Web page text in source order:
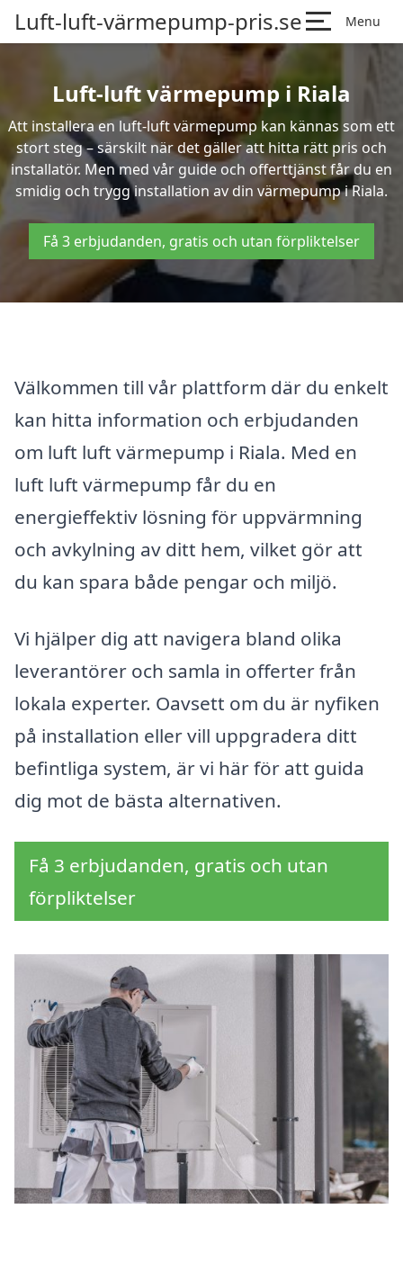
Luft-luft-värmepump-pris.se Menu
Luft-luft värmepump i Riala
Att installera en luft-luft värmepump kan kännas som ett
stort steg – särskilt när det gäller att hitta rätt pris och
installatör. Men med vår guide och offerttjänst får du en
smidig och trygg installation av din värmepump i Riala.
Få 3 erbjudanden, gratis och utan förpliktelser
Välkommen till vår plattform där du enkelt
kan hitta information och erbjudanden
om luft luft värmepump i Riala. Med en
luft luft värmepump får du en
energieffektiv lösning för uppvärmning
och avkylning av ditt hem, vilket gör att
du kan spara både pengar och miljö.
Vi hjälper dig att navigera bland olika
leverantörer och samla in offerter från
lokala experter. Oavsett om du är nyfiken
på installation eller vill uppgradera ditt
befintliga system, är vi här för att guida
dig mot de bästa alternativen.
Få 3 erbjudanden, gratis och utan
förpliktelser